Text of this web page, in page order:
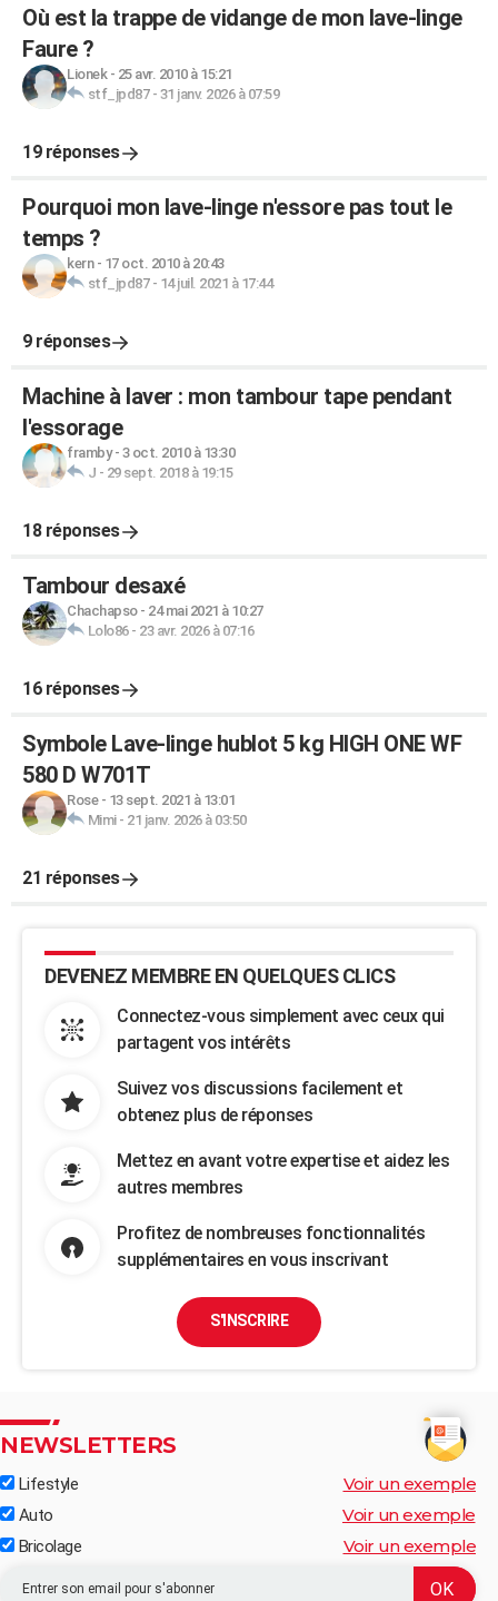
Où est la trappe de vidange de mon lave-linge
Faure ?
Lionek- 25 avr. 2010 à 15:21
stf_jpd87- 31 janv. 2026 à 07:59
19 réponses
Pourquoi mon lave-linge n'essore pas tout le
temps ?
kern- 17 oct. 2010 à 20:43
stf_jpd87- 14 juil. 2021 à 17:44
9 réponses
Machine à laver : mon tambour tape pendant
l'essorage
framby- 3 oct. 2010 à 13:30
J - 29 sept. 2018 à 19:15
18 réponses
Tambour desaxé
Chachapso- 24 mai 2021 à 10:27
Lolo86- 23 avr. 2026 à 07:16
16 réponses
Symbole Lave-linge hublot 5 kg HIGH ONE WF
580 D W701T
Rose- 13 sept. 2021 à 13:01
Mimi- 21 janv. 2026 à 03:50
21 réponses
DEVENEZ MEMBRE EN QUELQUES CLICS
Connectez-vous simplement avec ceux qui
partagent vos intérêts
Suivez vos discussions facilement et
obtenez plus de réponses
Mettez en avant votre expertise et aidez les
autres membres
Profitez de nombreuses fonctionnalités
supplémentaires en vous inscrivant
S'INSCRIRE
NEWSLETTERS
Lifestyle Voir un exemple
Auto Voir un exemple
Bricolage Voir un exemple